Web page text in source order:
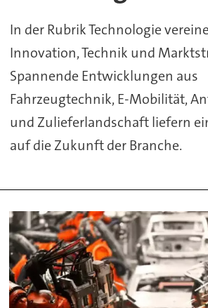
In der Rubrik Technologie
Innovation, Technik und
Spannende Entwicklungen aus
Fahrzeugtechnik, E-Mobilität,
und Zulieferlandschaft liefern
auf die Zukunft der Branche.